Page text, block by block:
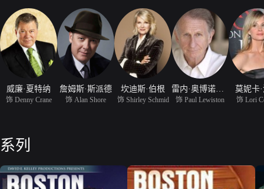
威廉·夏特纳
饰 Denny Crane
詹姆斯·斯派德
饰 Alan Shore
坎迪斯·伯根
饰 Shirley Schmid 饰 Paul Lewiston
莫妮卡
饰 Lori
系列